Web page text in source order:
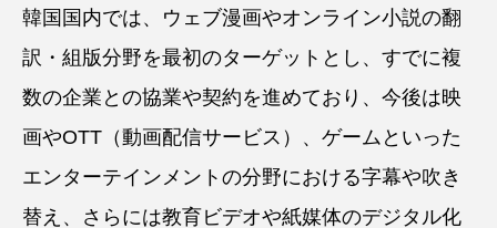
韓国国内では、ウェブ漫画やオンライン小説の翻
訳・組版分野を最初のターゲットとし、すでに複
数の企業との協業や契約を進めており、今後は映
画やOTT（動画配信サービス）、ゲームといった
エンターテインメントの分野における字幕や吹き
替え、さらには教育ビデオや紙媒体のデジタル化